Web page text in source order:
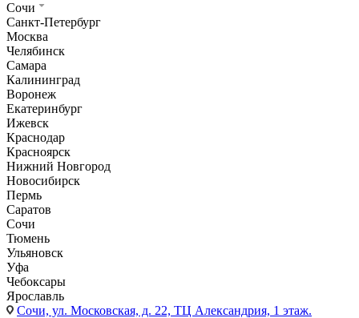
Сочи
Санкт-Петербург
Москва
Челябинск
Самара
Калининград
Воронеж
Екатеринбург
Ижевск
Краснодар
Красноярск
Нижний Новгород
Новосибирск
Пермь
Саратов
Сочи
Тюмень
Ульяновск
Уфа
Чебоксары
Ярославль
Сочи, ул. Московская, д. 22, ТЦ Александрия, 1 этаж.